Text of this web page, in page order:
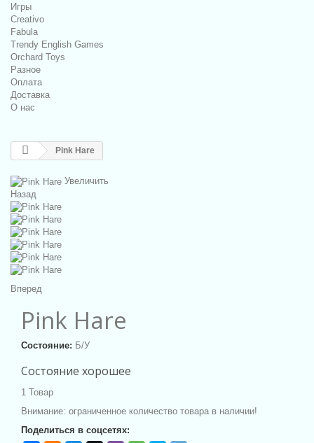
Игры
Creativo
Fabula
Trendy English Games
Orchard Toys
Разное
Оплата
Доставка
О нас
Pink Hare
Увеличить
Назад
Вперед
Pink Hare
Состояние: Б/У
Состояние хорошее
1 Товар
Внимание: ограниченное количество товара в наличии!
Поделиться в соцсетях: